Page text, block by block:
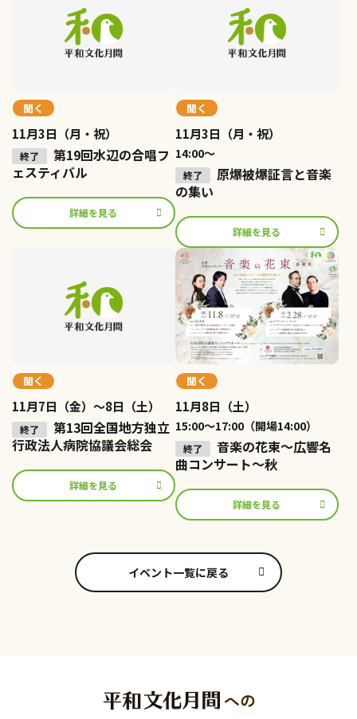
聞く
11月3日（月・祝）
第19回水辺の合唱フ
ェスティバル
詳細を見る
聞く
11月3日（月・祝）
14:00〜
原爆被爆証言と音楽
の集い
詳細を見る
聞く
11月7日（金）〜8日（土）
第13回全国地方独立
行政法人病院協議会総会
詳細を見る
聞く
11月8日（土）
15:00〜17:00（開場14:00）
音楽の花束～広響名
曲コンサート～秋
詳細を見る
イベント一覧に戻る
への